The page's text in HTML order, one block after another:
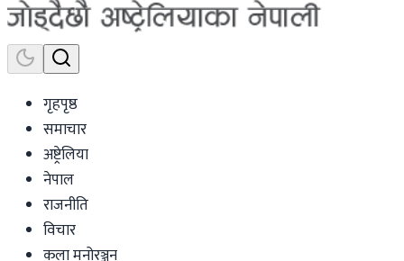
गृहपृष्ठ
समाचार
अष्ट्रेलिया
नेपाल
राजनीति
विचार